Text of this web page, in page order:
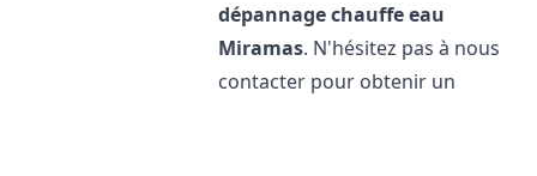
dépannage chauffe eau
Miramas. N'hésitez pas à nous
contacter pour obtenir un